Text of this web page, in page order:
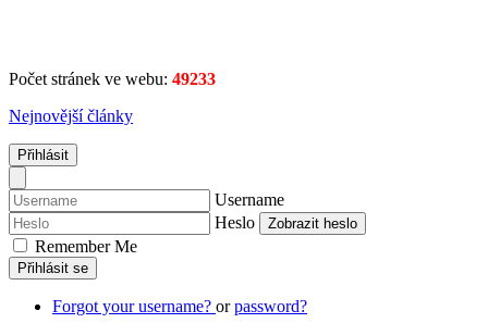
Počet stránek ve webu: 49233
Nejnovější články
Přihlásit
Username
Heslo
Zobrazit heslo
Remember Me
Přihlásit se
Forgot your username? orpassword?